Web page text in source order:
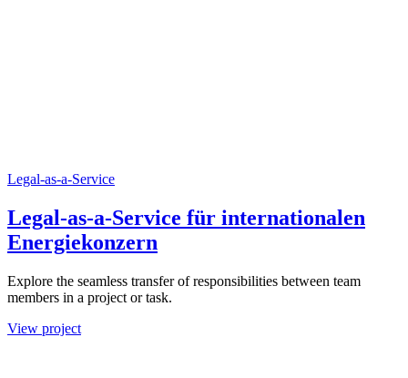
Legal-as-a-Service
Legal-as-a-Service für internationalen
Energiekonzern
Explore the seamless transfer of responsibilities between team
members in a project or task.
View project